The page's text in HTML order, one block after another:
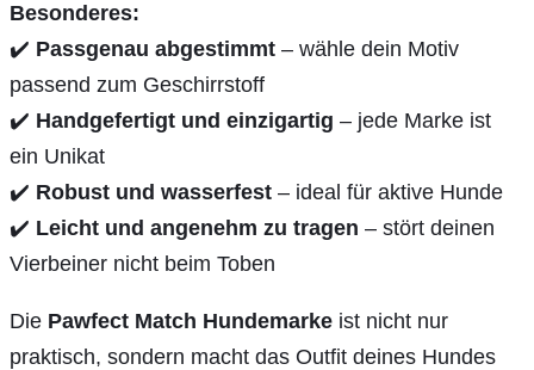
Besonderes:
✔️ Passgenau abgestimmt – wähle dein Motiv
passend zum Geschirrstoff
✔️ Handgefertigt und einzigartig – jede Marke ist
ein Unikat
✔️ Robust und wasserfest – ideal für aktive Hunde
✔️ Leicht und angenehm zu tragen – stört deinen
Vierbeiner nicht beim Toben
Die Pawfect Match Hundemarke ist nicht nur
praktisch, sondern macht das Outfit deines Hundes